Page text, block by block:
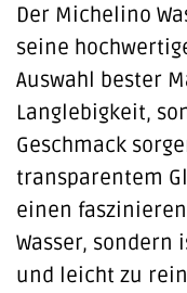
Der Michelino
seine
Auswahl bester
Langlebigkeit,
Geschmack
transparentem
einen
Wasser, sondern
und leicht zu